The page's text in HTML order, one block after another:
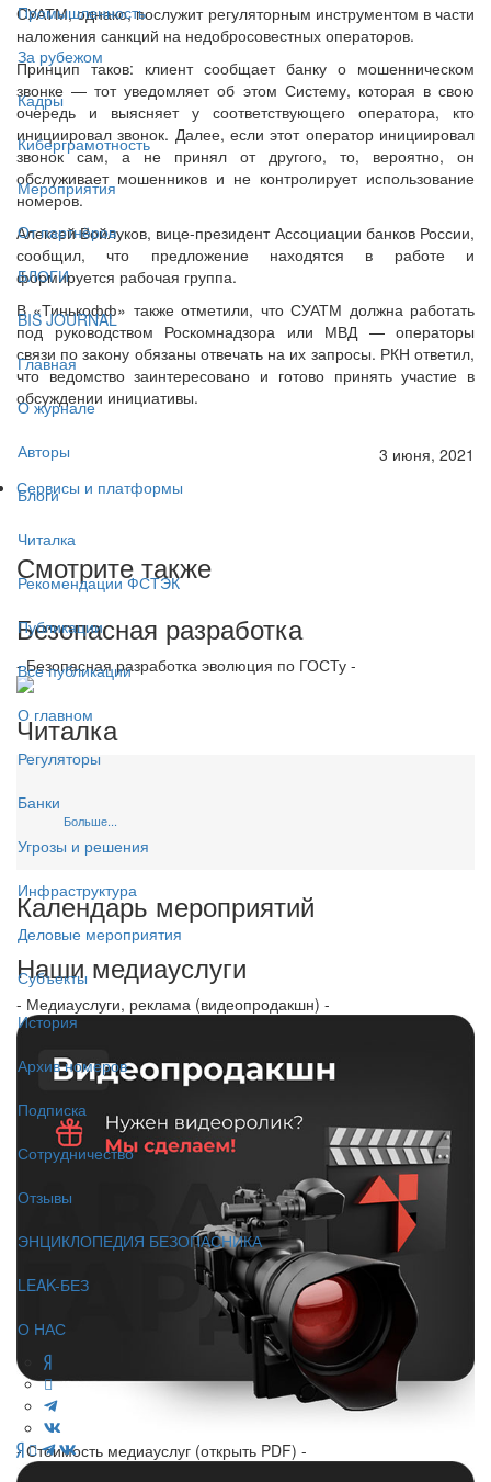
Промышленность
За рубежом
Кадры
Киберграмотность
Мероприятия
От партнёров
БЛОГИ
BIS JOURNAL
Главная
О журнале
Авторы
Блоги
Читалка
Рекомендации ФСТЭК
Публикации
Все публикации
О главном
Регуляторы
Банки
Угрозы и решения
Инфраструктура
Деловые мероприятия
Субъекты
История
Архив номеров
Подписка
Сотрудничество
Отзывы
ЭНЦИКЛОПЕДИЯ БЕЗОПАСНИКА
LEAK-БЕЗ
О НАС
СУАТМ, однако, послужит регуляторным инструментом в части
наложения санкций на недобросовестных операторов.
Принцип таков: клиент сообщает банку о мошенническом
звонке — тот уведомляет об этом Систему, которая в свою
очередь и выясняет у соответствующего оператора, кто
инициировал звонок. Далее, если этот оператор инициировал
звонок сам, а не принял от другого, то, вероятно, он
обслуживает мошенников и не контролирует использование
номеров.
Алексей Войлуков, вице-президент Ассоциации банков России,
сообщил, что предложение находятся в работе и
формируется рабочая группа.
В «Тинькофф» также отметили, что СУАТМ должна работать
под руководством Роскомнадзора или МВД — операторы
связи по закону обязаны отвечать на их запросы. РКН ответил,
что ведомство заинтересовано и готово принять участие в
обсуждении инициативы.
3 июня, 2021
Сервисы и платформы
Смотрите также
Безопасная разработка
- Безопасная разработка эволюция по ГОСТу -
Читалка
Больше...
Календарь мероприятий
Наши медиауслуги
- Медиауслуги, реклама (видеопродакшн) -
- Стоимость медиауслуг (открыть PDF) -